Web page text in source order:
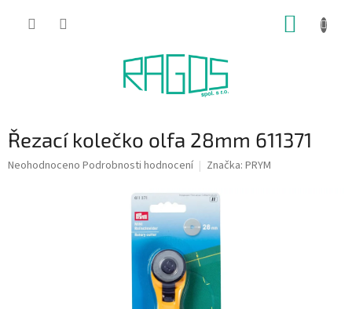
Řezací kolečko olfa 28mm 611371
Průměrné
Neohodnoceno Podrobnosti hodnocení Značka: PRYM